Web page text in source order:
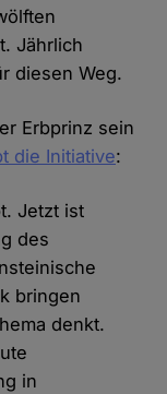
Jährlich
diesen Weg.
Erbprinz sein
die Initiative:
Jetzt ist
des
bringen
denkt.
in